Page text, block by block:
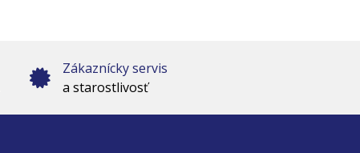
Zákaznícky servis
a starostlivosť